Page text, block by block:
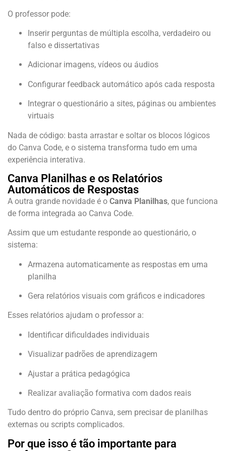
O professor pode:
Inserir perguntas de múltipla escolha, verdadeiro ou
falso e dissertativas
Adicionar imagens, vídeos ou áudios
Configurar feedback automático após cada resposta
Integrar o questionário a sites, páginas ou ambientes
virtuais
Nada de código: basta arrastar e soltar os blocos lógicos
do Canva Code, e o sistema transforma tudo em uma
experiência interativa.
Canva Planilhas e os Relatórios
Automáticos de Respostas
A outra grande novidade é o Canva Planilhas, que funciona
de forma integrada ao Canva Code.
Assim que um estudante responde ao questionário, o
sistema:
Armazena automaticamente as respostas em uma
planilha
Gera relatórios visuais com gráficos e indicadores
Esses relatórios ajudam o professor a:
Identificar dificuldades individuais
Visualizar padrões de aprendizagem
Ajustar a prática pedagógica
Realizar avaliação formativa com dados reais
Tudo dentro do próprio Canva, sem precisar de planilhas
externas ou scripts complicados.
Por que isso é tão importante para